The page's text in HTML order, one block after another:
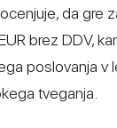
da gre
brez DDV,
poslovanja v
tveganja.